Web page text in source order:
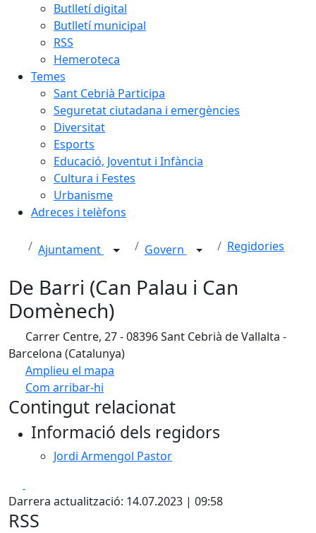
Butlletí digital
Butlletí municipal
RSS
Hemeroteca
Temes
Sant Cebrià Participa
Seguretat ciutadana i emergències
Diversitat
Esports
Educació, Joventut i Infància
Cultura i Festes
Urbanisme
Adreces i telèfons
Ajuntament Govern Regidories
De Barri (Can Palau i Can
Domènech)
Carrer Centre, 27 - 08396 Sant Cebrià de Vallalta -
Barcelona (Catalunya)
Amplieu el mapa
Com arribar-hi
+
−
Contingut relacionat
Informació dels regidors
Jordi Armengol Pastor
Darrera actualització: 14.07.2023 | 09:58
RSS